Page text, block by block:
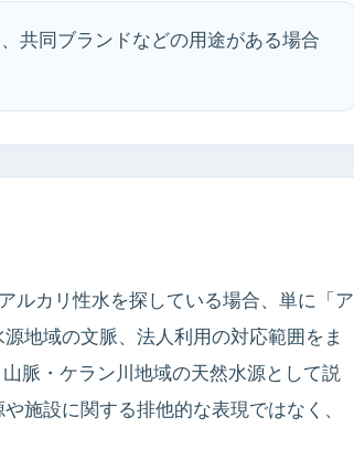
共同ブランドなどの用途がある場合
ルカリ性水を探している場合、単に「ア
地域の文脈、法人利用の対応範囲をま
脈・ケラン川地域の天然水源として説
施設に関する排他的な表現ではなく、